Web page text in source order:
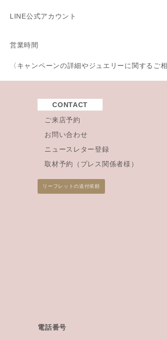
LINE公式アカウント
営業時間
〈キャンペーンの詳細やジュエリーに関するご
CONTACT
ご来店予約
お問い合わせ
ニュースレター登録
取材予約（プレス関係者様）
リーフレットの送付依頼
電話番号